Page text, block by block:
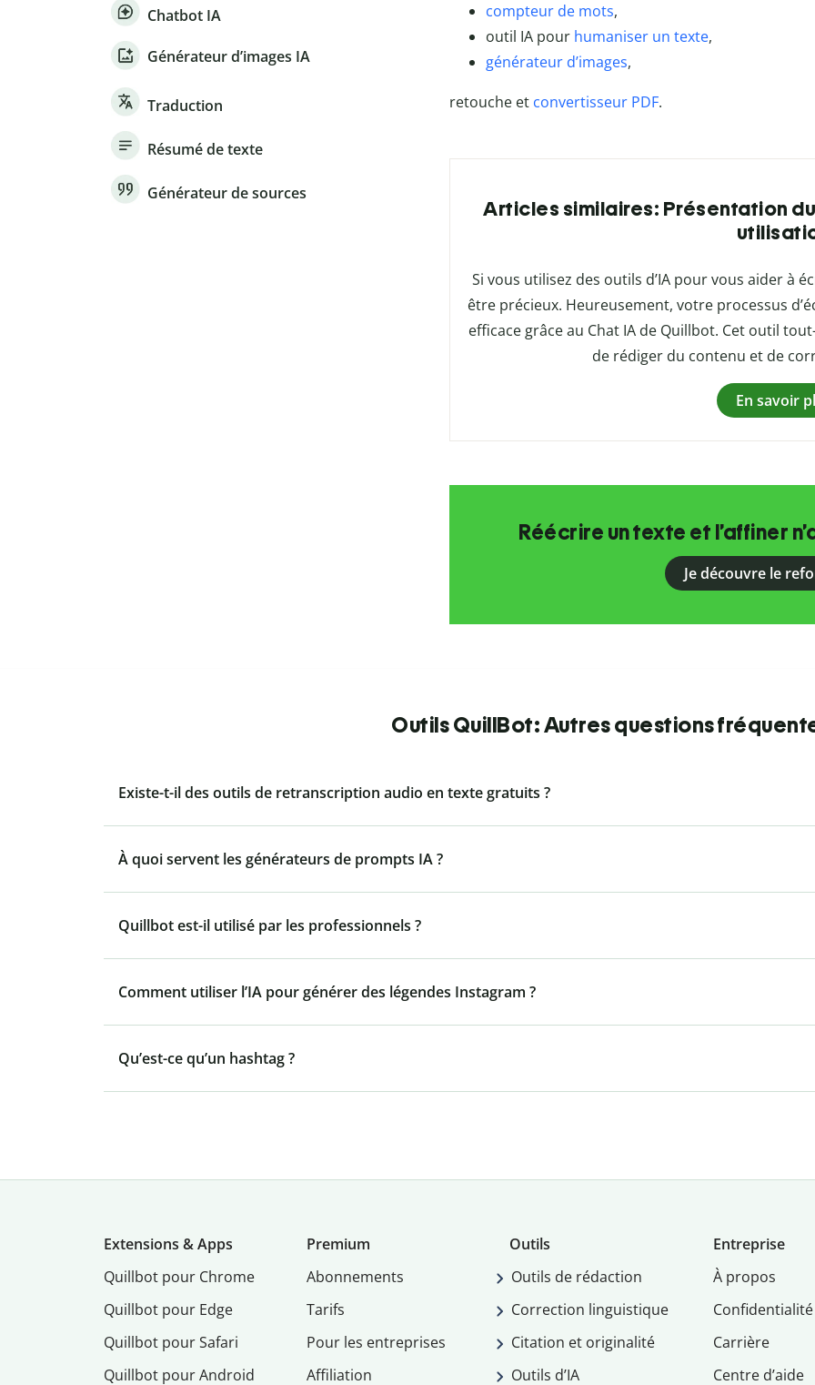
Chatbot IA
Générateur d’images IA
Traduction
Résumé de texte
Générateur de sources
compteur de mots,
outil IA pour humaniser un texte,
générateur d’images,
retouche et convertisseur PDF.
Articles similaires: Présentation
Si vous utilisez des outils d’IA pour vous aider à
être précieux. Heureusement, votre processus
efficace grâce au Chat IA de Quillbot. Cet outil
de rédiger du contenu et de
En savoir
Réécrire un texte et l’affiner
Je découvre le
Outils QuillBot: Autres questions
Existe-t-il des outils de retranscription audio en texte gratuits ?
À quoi servent les générateurs de prompts IA ?
Quillbot est-il utilisé par les professionnels ?
Comment utiliser l’IA pour générer des légendes Instagram ?
Qu’est-ce qu’un hashtag ?
Extensions & Apps
Quillbot pour Chrome
Quillbot pour Edge
Quillbot pour Safari
Quillbot pour Android
Premium
Abonnements
Tarifs
Pour les entreprises
Affiliation
Outils
Outils de rédaction
Correction linguistique
Citation et originalité
Outils d’IA
Entreprise
À propos
Confidentialité
Carrière
Centre d’aide